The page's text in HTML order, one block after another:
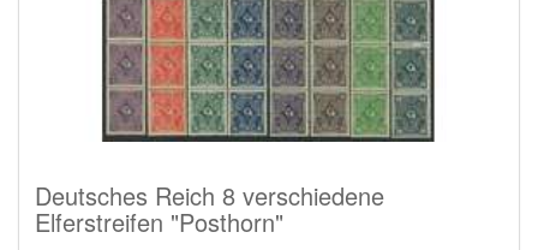
Deutsches Reich 8 verschiedene
Elferstreifen "Posthorn"